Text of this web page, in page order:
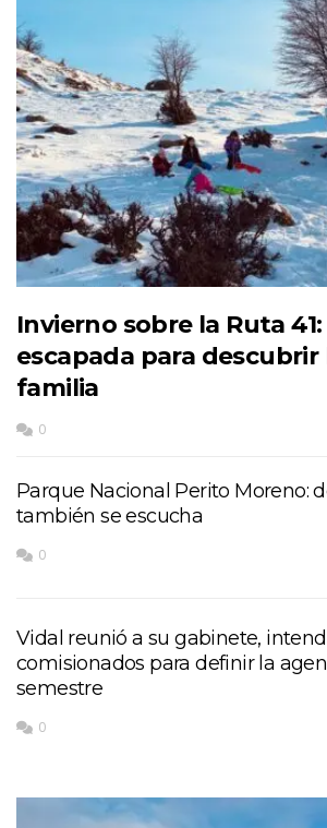
Invierno sobre la Ruta
escapada para descubrir
familia
0
Parque Nacional Perito Moreno:
también se escucha
0
Vidal reunió a su gabinete,
comisionados para definir la
semestre
0